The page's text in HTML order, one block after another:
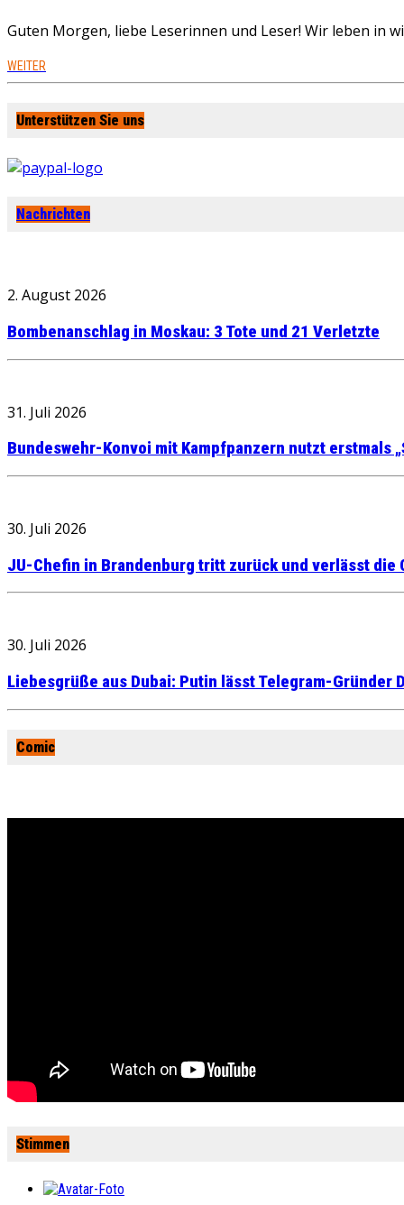
Guten Morgen, liebe Leserinnen und Leser! Wir leben in
WEITER
Unterstützen Sie uns
Nachrichten
2. August 2026
Bombenanschlag in Moskau: 3 Tote und 21 Verletzte
31. Juli 2026
Bundeswehr-Konvoi mit Kampfpanzern nutzt erstmals
30. Juli 2026
JU-Chefin in Brandenburg tritt zurück und verlässt die
30. Juli 2026
Liebesgrüße aus Dubai: Putin lässt Telegram-Gründer
Comic
Stimmen